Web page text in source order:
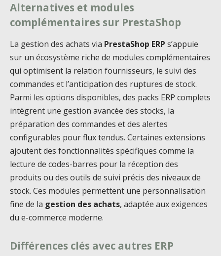
Alternatives et modules
complémentaires sur PrestaShop
La gestion des achats via PrestaShop ERP s’appuie
sur un écosystème riche de modules complémentaires
qui optimisent la relation fournisseurs, le suivi des
commandes et l’anticipation des ruptures de stock.
Parmi les options disponibles, des packs ERP complets
intègrent une gestion avancée des stocks, la
préparation des commandes et des alertes
configurables pour flux tendus. Certaines extensions
ajoutent des fonctionnalités spécifiques comme la
lecture de codes-barres pour la réception des
produits ou des outils de suivi précis des niveaux de
stock. Ces modules permettent une personnalisation
fine de la gestion des achats, adaptée aux exigences
du e-commerce moderne.
Différences clés avec autres ERP